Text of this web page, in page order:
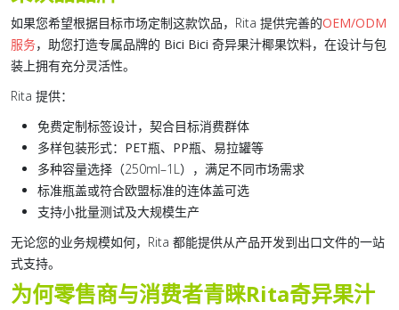
如果您希望根据目标市场定制这款饮品，Rita 提供完善的OEM/ODM
服务，助您打造专属品牌的 Bici Bici 奇异果汁椰果饮料，在设计与包
装上拥有充分灵活性。
Rita 提供：
免费定制标签设计，契合目标消费群体
多样包装形式： PET瓶、PP瓶、易拉罐等
多种容量选择（250ml–1L），满足不同市场需求
标准瓶盖或符合欧盟标准的连体盖可选
支持小批量测试及大规模生产
无论您的业务规模如何，Rita 都能提供从产品开发到出口文件的一站
式支持。
为何零售商与消费者青睐Rita奇异果汁